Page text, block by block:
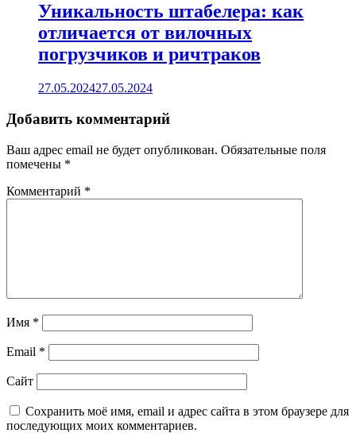
Уникальность штабелера: как
отличается от вилочных
погрузчиков и ричтраков
27.05.202427.05.2024
Добавить комментарий
Ваш адрес email не будет опубликован. Обязательные поля
помечены *
Комментарий *
Имя *
Email *
Сайт
Сохранить моё имя, email и адрес сайта в этом браузере для
последующих моих комментариев.